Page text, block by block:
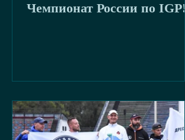
Чемпионат России по IGP!